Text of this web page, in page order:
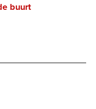
buurt